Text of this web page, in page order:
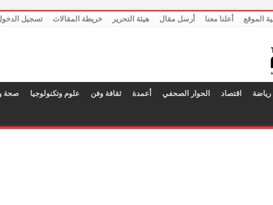
الموقع أعلنا معنا أرسل مقال هيئة التحرير خريطة المقالات تسجيل
رياضة اقتصاد الحوار الصحفي أعمدة ثقافة وفن علوم وتكنولوجيا صحة